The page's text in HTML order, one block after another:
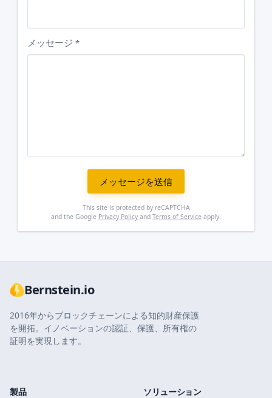
メッセージ *
メッセージを送信
This site is protected by reCAPTCHA
and the Google Privacy Policy and Terms of Service apply.
Bernstein.io
2016年からブロックチェーンによる知的財産保護
を開拓。イノベーションの認証、保護、所有権の
証明を実現します。
製品
ソリューション